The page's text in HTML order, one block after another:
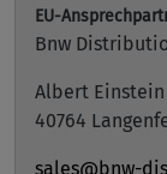
EU-
Bnw
Albert Einstein
40764
sales@bnw-